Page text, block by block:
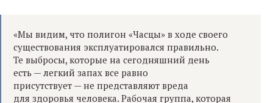
«Мы видим, что полигон «Часцы» в ходе своего
существования эксплуатировался правильно.
Те выбросы, которые на сегодняшний день
есть — легкий запах все равно
присутствует — не представляют вреда
для здоровья человека. Рабочая группа, которая